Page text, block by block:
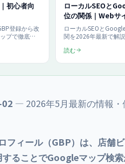
初心者向
登録から改
プで徹底解
実践できる
ローカルSEOと
位の関係｜Webサ
の相乗効果【2026
ローカルSEOと
関を2026年最新で解
連動させた相乗効果の
ナー向けに完全まと
読む
— 2026年5月最新の情報・
フィール（GBP）は、店舗
ることでGoogleマップ検